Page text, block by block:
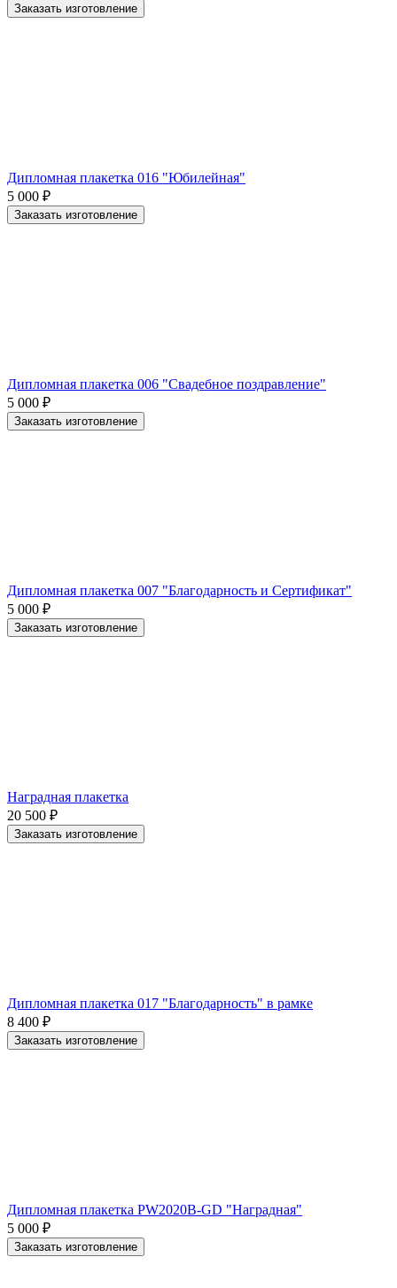
Заказать изготовление
Дипломная плакетка 016 "Юбилейная"
5 000 ₽
Заказать изготовление
Дипломная плакетка 006 "Свадебное поздравление"
5 000 ₽
Заказать изготовление
Дипломная плакетка 007 "Благодарность и Сертификат"
5 000 ₽
Заказать изготовление
Наградная плакетка
20 500 ₽
Заказать изготовление
Дипломная плакетка 017 "Благодарность" в рамке
8 400 ₽
Заказать изготовление
Дипломная плакетка PW2020B-GD "Наградная"
5 000 ₽
Заказать изготовление